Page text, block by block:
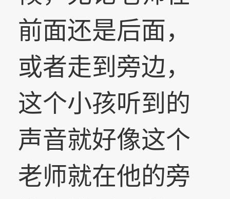
前面还是后面，
或者走到旁边，
这个小孩听到的
声音就好像这个
老师就在他的旁